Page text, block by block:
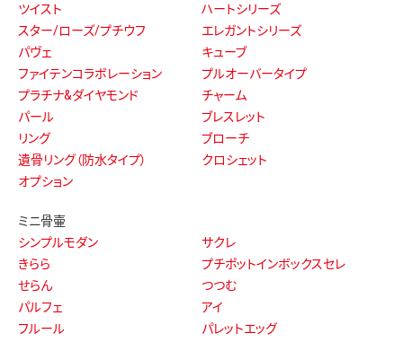
ツイスト
ハートシリーズ
スター/ローズ/プチウフ
エレガントシリーズ
パヴェ
キューブ
ファイテンコラボレーション
プルオーバータイプ
プラチナ&ダイヤモンド
チャーム
パール
ブレスレット
リング
ブローチ
遺骨リング（防水タイプ）
クロシェット
オプション
ミニ骨壷
シンプルモダン
サクレ
きらら
プチポットインボックスセレ
せらん
つつむ
パルフェ
アイ
フルール
パレットエッグ